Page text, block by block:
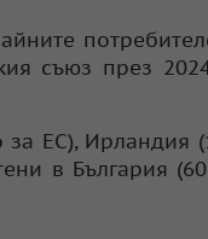
съюз през
ЕС), Ирландия
в България